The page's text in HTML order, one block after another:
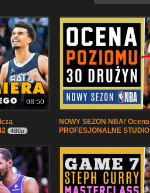
08:50
480p
NOWY SEZON NBA!
PROFESJONALNE